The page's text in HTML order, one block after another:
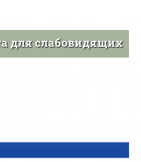
для слабовидящих